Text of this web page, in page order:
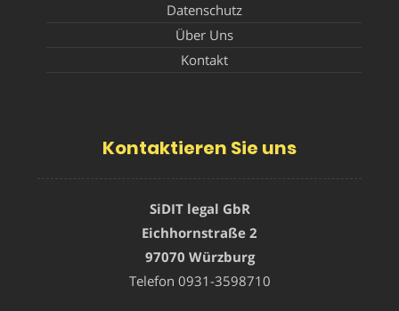
Datenschutz
Über Uns
Kontakt
Kontaktieren Sie uns
SiDIT legal GbR
Eichhornstraße 2
97070 Würzburg
Telefon 0931-3598710